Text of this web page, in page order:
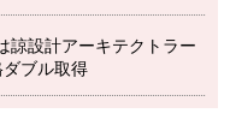
諒設計アーキテクトラー
ブル取得